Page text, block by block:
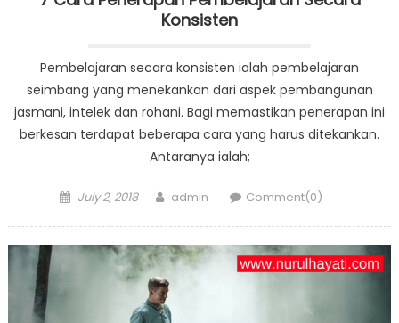
Konsisten
Pembelajaran secara konsisten ialah pembelajaran
seimbang yang menekankan dari aspek pembangunan
jasmani, intelek dan rohani. Bagi memastikan penerapan ini
berkesan terdapat beberapa cara yang harus ditekankan.
Antaranya ialah;
Posted
July 2, 2018 Author
admin Comment(0)